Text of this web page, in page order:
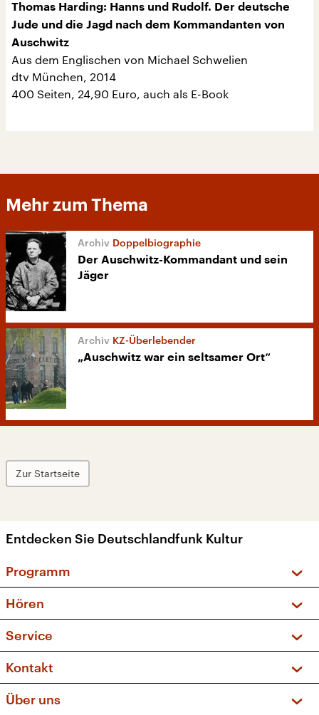
Thomas Harding: Hanns und Rudolf. Der deutsche
Jude und die Jagd nach dem Kommandanten von
Auschwitz
Aus dem Englischen von Michael Schwelien
dtv München, 2014
400 Seiten, 24,90 Euro, auch als E-Book
Mehr zum Thema
Doppelbiographie
Der Auschwitz-Kommandant und sein
Jäger
KZ-Überlebender
„Auschwitz war ein seltsamer Ort“
Zur Startseite
Entdecken Sie Deutschlandfunk Kultur
Programm
Sendungen und Podcasts
Musikliste
Kakadu – Das Kinderprogramm
Hören
Frequenzen (UKW + DAB+)
Service
FAQ
Apps
Newsletter
Kontakt
Über uns